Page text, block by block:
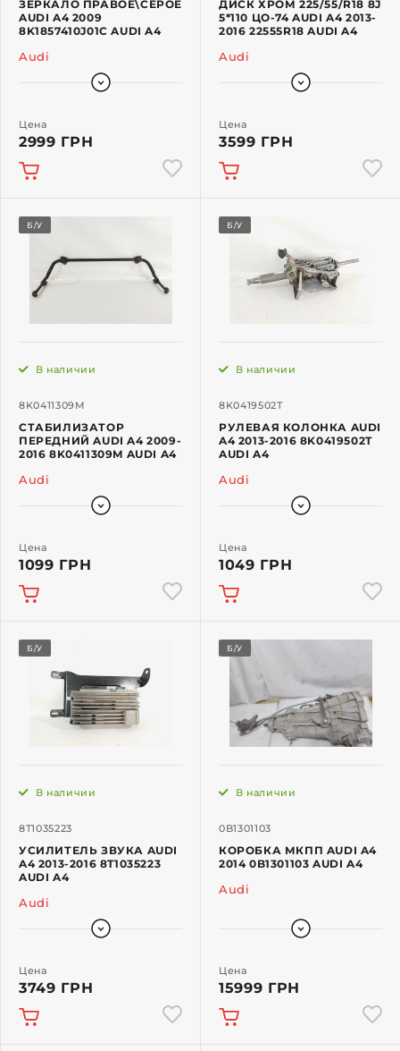
ЗЕРКАЛО ПРАВОЕ\СЕРОЕ
AUDI A4 2009
8K1857410J01C AUDI A4
Audi
Цена
2999 ГРН
ДИСК ХРОМ 225/55/R18 8J
5*110 ЦО-74 AUDI A4 2013-
2016 22555R18 AUDI A4
Audi
Цена
3599 ГРН
Б/У
8K0411309M
В наличии
СТАБИЛИЗАТОР
ПЕРЕДНИЙ AUDI A4 2009-
2016 8K0411309M AUDI A4
Audi
Цена
1099 ГРН
Б/У
8K0419502T
В наличии
РУЛЕВАЯ КОЛОНКА AUDI
A4 2013-2016 8K0419502T
AUDI A4
Audi
Цена
1049 ГРН
Б/У
8T1035223
В наличии
УСИЛИТЕЛЬ ЗВУКА AUDI
A4 2013-2016 8T1035223
AUDI A4
Audi
Цена
3749 ГРН
Б/У
0B1301103
В наличии
КОРОБКА МКПП AUDI A4
2014 0B1301103 AUDI A4
Audi
Цена
15999 ГРН